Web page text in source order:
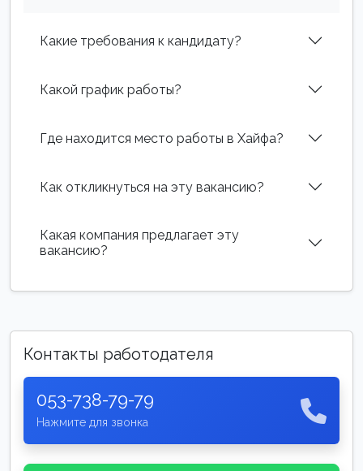
Какие требования к кандидату?
Какой график работы?
Где находится место работы в Хайфа?
Как откликнуться на эту вакансию?
Какая компания предлагает эту
вакансию?
Контакты работодателя
053-738-79-79
Нажмите для звонка